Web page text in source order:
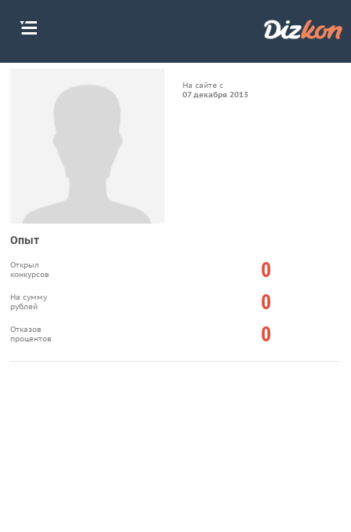
На сайте с
07 декабря 2013
Опыт
Открыл 0
конкурсов
На сумму 0
рублей
Отказов 0
процентов